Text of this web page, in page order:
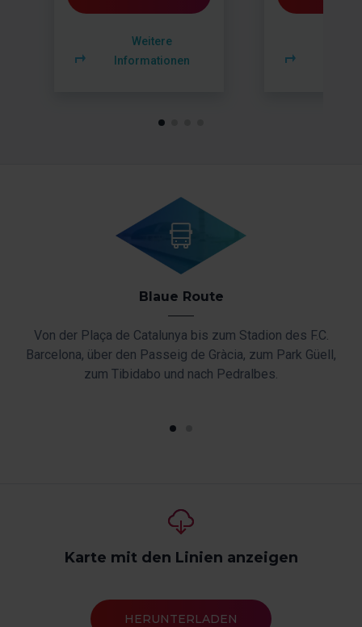
Weitere
Informationen
Blaue Route
Von der Plaça de Catalunya bis zum Stadion des F.C.
Barcelona, über den Passeig de Gràcia, zum Park Güell,
zum Tibidabo und nach Pedralbes.
Karte mit den Linien anzeigen
HERUNTERLADEN